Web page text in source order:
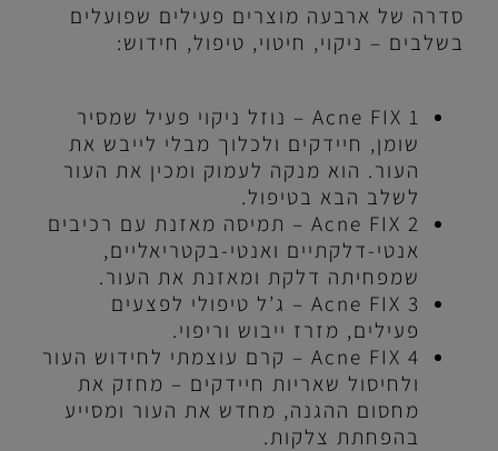
סדרה של ארבעה מוצרים פעילים שפועלים
בשלבים – ניקוי, חיטוי, טיפול, חידוש:
Acne FIX 1 – נוזל ניקוי פעיל שמסיר
שומן, חיידקים ולכלוך מבלי לייבש את
העור. הוא מנקה לעמוק ומכין את העור
לשלב הבא בטיפול.
Acne FIX 2 – תמיסה מאזנת עם רכיבים
אנטי-דלקתיים ואנטי-בקטריאליים,
שמפחיתה דלקת ומאזנת את העור.
Acne FIX 3 – ג’ל טיפולי לפצעים
פעילים, מזרז ייבוש וריפוי.
Acne FIX 4 – קרם עוצמתי לחידוש העור
ולחיסול שאריות חיידקים – מחזק את
מחסום ההגנה, מחדש את העור ומסייע
בהפחתת צלקות.